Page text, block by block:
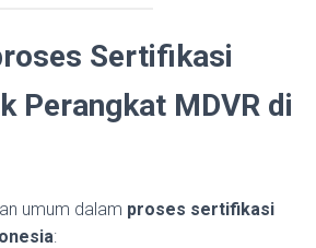
Sertifikasi
Perangkat MDVR di
umum dalam proses sertifikasi
: